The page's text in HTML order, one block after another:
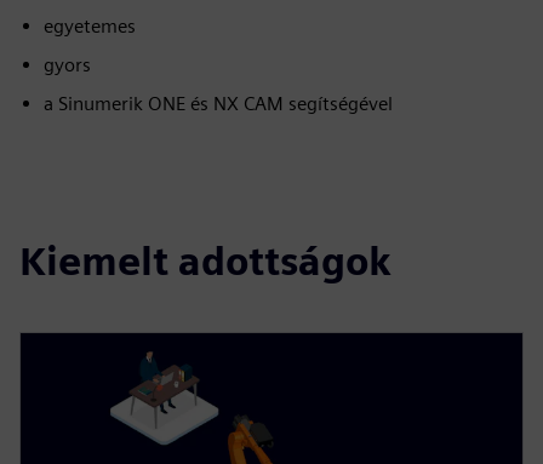
egyetemes
gyors
a Sinumerik ONE és NX CAM segítségével
Kiemelt adottságok